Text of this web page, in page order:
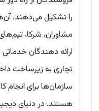
را تشکیل می‌دهند.
مشاوران، شرکا،
ارائه دهندگان
تجاری به زیرساخت
سازمان‌ها برای انجام
هستند. در دنیای